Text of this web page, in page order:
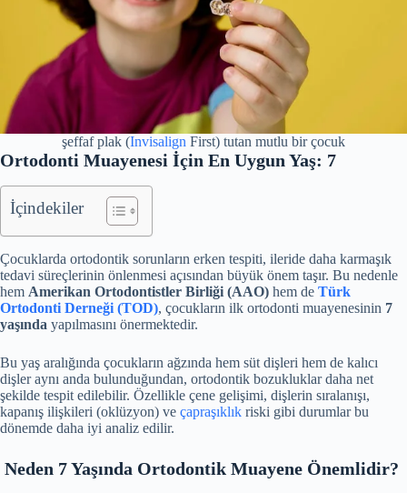
şeffaf plak (Invisalign First) tutan mutlu bir çocuk
Ortodonti Muayenesi İçin En Uygun Yaş: 7
İçindekiler
Çocuklarda ortodontik sorunların erken tespiti, ileride daha karmaşık
tedavi süreçlerinin önlenmesi açısından büyük önem taşır. Bu nedenle
hem Amerikan Ortodontistler Birliği (AAO) hem de Türk
Ortodonti Derneği (TOD), çocukların ilk ortodonti muayenesinin 7
yaşında yapılmasını önermektedir.
Bu yaş aralığında çocukların ağzında hem süt dişleri hem de kalıcı
dişler aynı anda bulunduğundan, ortodontik bozukluklar daha net
şekilde tespit edilebilir. Özellikle çene gelişimi, dişlerin sıralanışı,
kapanış ilişkileri (oklüzyon) ve çapraşıklık riski gibi durumlar bu
dönemde daha iyi analiz edilir.
Neden 7 Yaşında Ortodontik Muayene Önemlidir?